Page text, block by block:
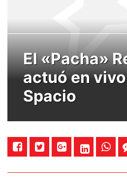
El «Pacha»
actuó en
Spacio